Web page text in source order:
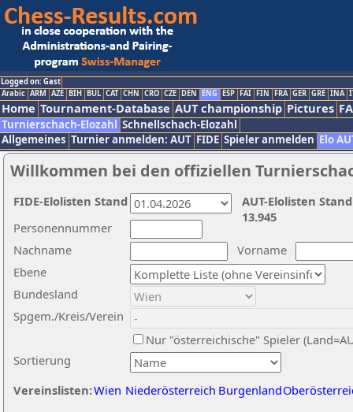
Logged on: Gast
Arabic ARM AZE BIH BUL CAT CHN CRO CZE DEN ENG ESP FAI FIN FRA GER GRE INA
Home Tournament-Database AUT championship Pictures
Turnierschach-Elozahl Schnellschach-Elozahl
Allgemeines Turnier anmelden: AUT FIDE Spieler anmelden Elo
Willkommen bei den offiziellen
Nachname
Vorname
Ebene
Sortierung
Personennummer
Bundesland
Spgem./Kreis/Verein
Nur "österreichische" Spieler
Vereinslisten:Wien Niederösterreich Burgenland
AUT-Elolisten
13.945
FIDE-Elolisten Stand